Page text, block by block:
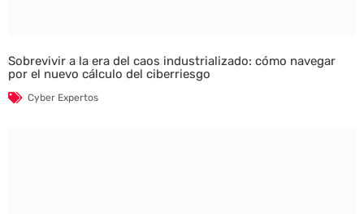
Sobrevivir a la era del caos industrializado: cómo navegar
por el nuevo cálculo del ciberriesgo
Cyber Expertos